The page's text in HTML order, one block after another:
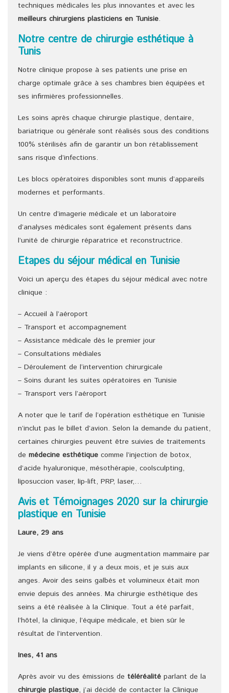
techniques médicales les plus innovantes et avec les
meilleurs chirurgiens plasticiens en Tunisie.
Notre centre de chirurgie esthétique à
Tunis
Notre clinique propose à ses patients une prise en
charge optimale grâce à ses chambres bien équipées et
ses infirmières professionnelles.
Les soins après chaque chirurgie plastique, dentaire,
bariatrique ou générale sont réalisés sous des conditions
100% stérilisés afin de garantir un bon rétablissement
sans risque d’infections.
Les blocs opératoires disponibles sont munis d’appareils
modernes et performants.
Un centre d’imagerie médicale et un laboratoire
d’analyses médicales sont également présents dans
l’unité de chirurgie réparatrice et reconstructrice.
Etapes du séjour médical en Tunisie
Voici un aperçu des étapes du séjour médical avec notre
clinique :
– Accueil à l’aéroport
– Transport et accompagnement
– Assistance médicale dès le premier jour
– Consultations médiales
– Déroulement de l‘intervention chirurgicale
– Soins durant les suites opératoires en Tunisie
– Transport vers l’aéroport
A noter que le tarif de l’opération esthétique en Tunisie
n’inclut pas le billet d’avion. Selon la demande du patient,
certaines chirurgies peuvent être suivies de traitements
de médecine esthétique comme l’injection de botox,
d’acide hyaluronique, mésothérapie, coolsculpting,
liposuccion vaser, lip-lift, PRP, laser,…
Avis et Témoignages 2020 sur la chirurgie
plastique en Tunisie
Laure, 29 ans
Je viens d’être opérée d’une augmentation mammaire par
implants en silicone, il y a deux mois, et je suis aux
anges. Avoir des seins galbés et volumineux était mon
envie depuis des années. Ma chirurgie esthétique des
seins a été réalisée à la Clinique. Tout a été parfait,
l’hôtel, la clinique, l’équipe médicale, et bien sûr le
résultat de l’intervention.
Ines, 41 ans
Après avoir vu des émissions de téléréalité parlant de la
chirurgie plastique, j’ai décidé de contacter la Clinique